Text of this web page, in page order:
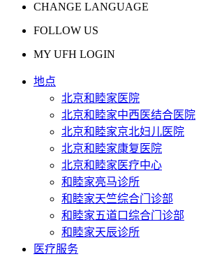
CHANGE LANGUAGE
FOLLOW US
MY UFH LOGIN
地点
北京和睦家医院
北京和睦家中西医结合医院
北京和睦家京北妇儿医院
北京和睦家康复医院
北京和睦家医疗中心
和睦家亮马诊所
和睦家天竺综合门诊部
和睦家五道口综合门诊部
和睦家天辰诊所
医疗服务